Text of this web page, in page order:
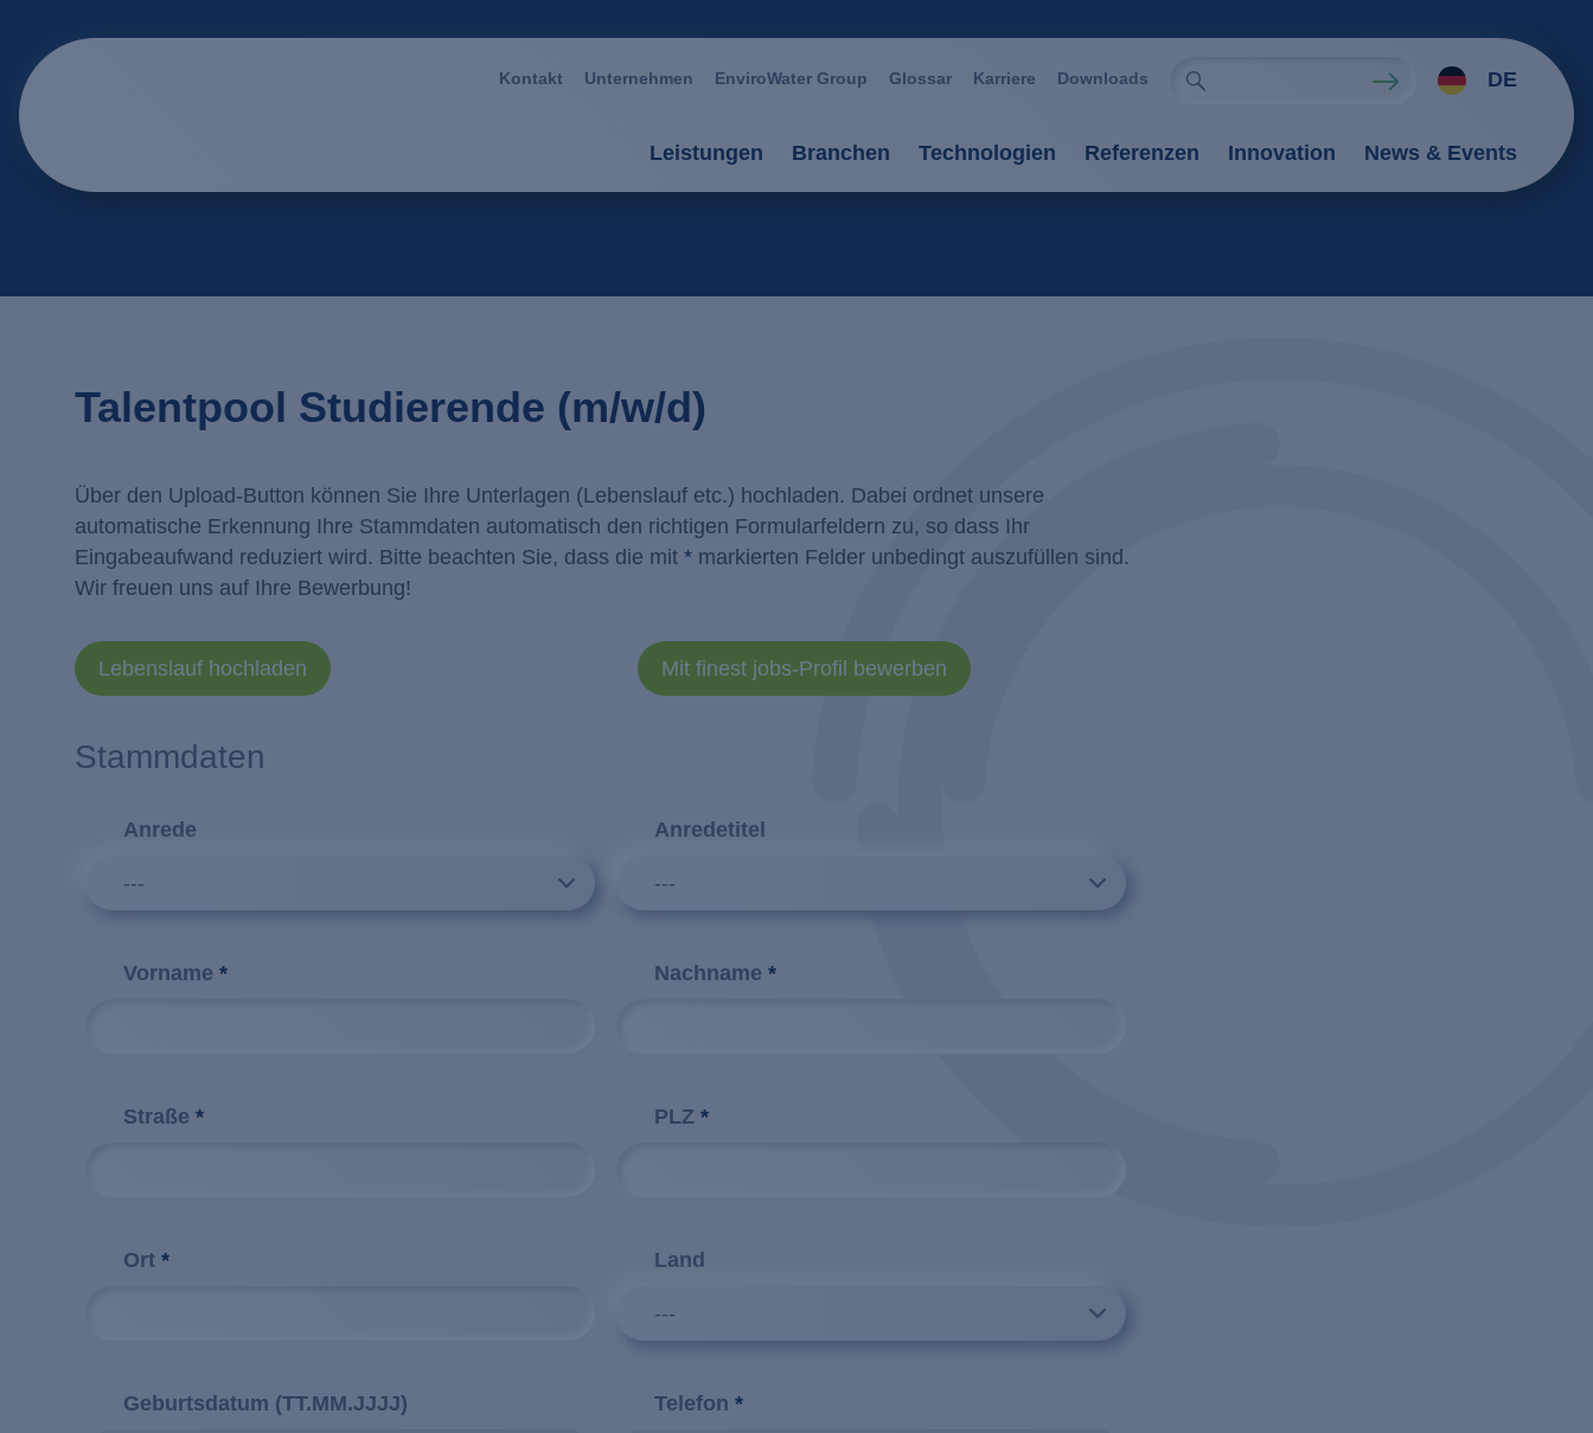
Kontakt Unternehmen EnviroWater Group Glossar Karriere Downloads DE
Leistungen
Beratung & Planung
Services
Branchen
Automotive
Großwäschereien / Textil
Industrielles Wasserrecycling
Lebensmittel / Getränke
Metall- / Oberflächentechnologie
Technologien
Aerobe Verfahren
Fällung / Flockung / Sedimentation
Ionenaustausch
Membranverfahren
Referenzen Innovation News & Events
Talentpool Studierende (m/w/d)
Über den Upload-Button können Sie Ihre Unterlagen (Lebenslauf etc.) hochladen. Dabei ordnet unsere
automatische Erkennung Ihre Stammdaten automatisch den richtigen Formularfeldern zu, so dass Ihr
Eingabeaufwand reduziert wird. Bitte beachten Sie, dass die mit * markierten Felder unbedingt auszufüllen sind.
Wir freuen uns auf Ihre Bewerbung!
Lebenslauf hochladen Mit finest jobs-Profil bewerben
Stammdaten
Anrede
---
Anredetitel
---
Vorname * Nachname *
Straße * PLZ *
Ort * Land
---
Geburtsdatum (TT.MM.JJJJ) Telefon *